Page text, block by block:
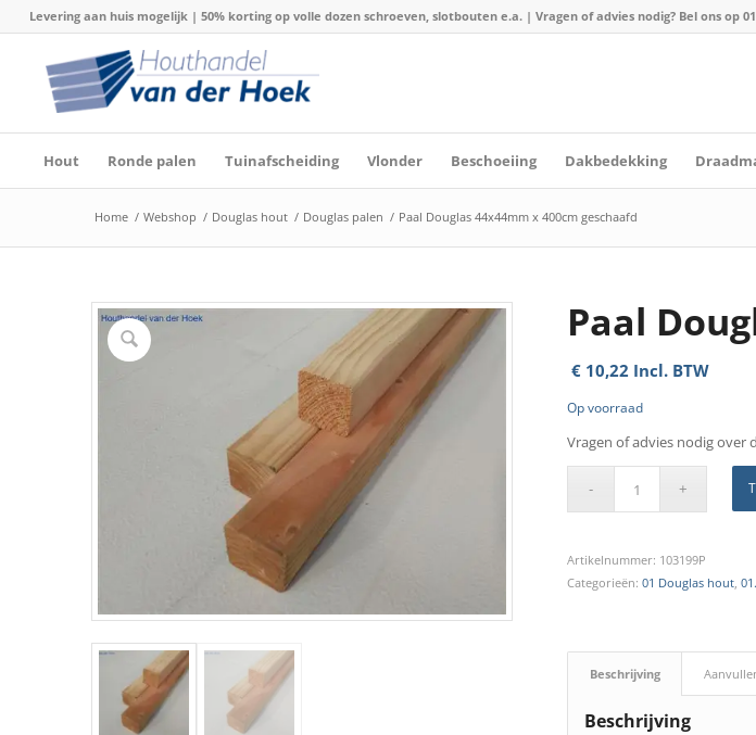
Levering aan huis mogelijk | 50% korting op volle dozen schroeven, slotbouten e.a. | Vragen of advies nodig? Bel ons op
Hout Ronde palen Tuinafscheiding Vlonder Beschoeiing Dakbedekking
Home / Webshop / Douglas hout / Douglas palen / Paal Douglas 44x44mm x 400cm geschaafd
Paal
€10,22 Incl. BTW
Op voorraad
Vragen of advies nodig over
Artikelnummer: 103199P
Categorieën: 01 Douglas hout,
Beschrijving
Beschrijving